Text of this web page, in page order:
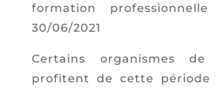
formation
30/06/2021
Certains organismes de
profitent de cette période